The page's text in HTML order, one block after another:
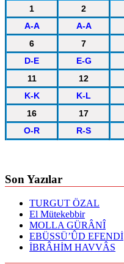
1 2
A-A
A-A
6
7
D-E
E-G
11
12
K-K
K-L
16
17
O-R
R-S
Son Yazılar
TURGUT ÖZAL
El Mütekebbir
MOLLA GÜRÂNÎ
EBÜSSÜ’ÛD EFENDİ
İBRÂHİM HAVVÂS